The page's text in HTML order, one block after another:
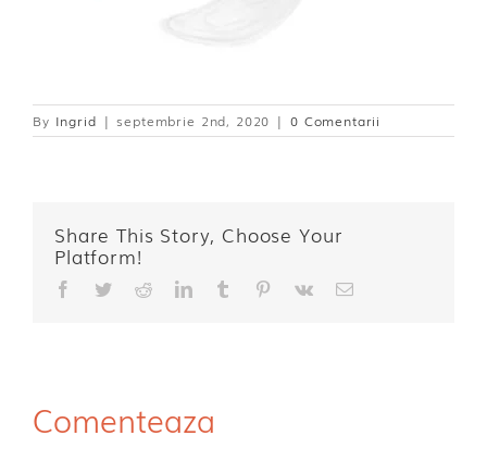
By Ingrid | septembrie 2nd, 2020 | 0 Comentarii
Share This Story, Choose Your
Platform!
Facebook
TwitterRedditLinkedIn
TumblrPinterest
Vk
E-
Comenteaza